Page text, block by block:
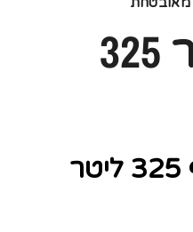
קומפוסטר 325
קומפוסטר רציף 325 ליטר